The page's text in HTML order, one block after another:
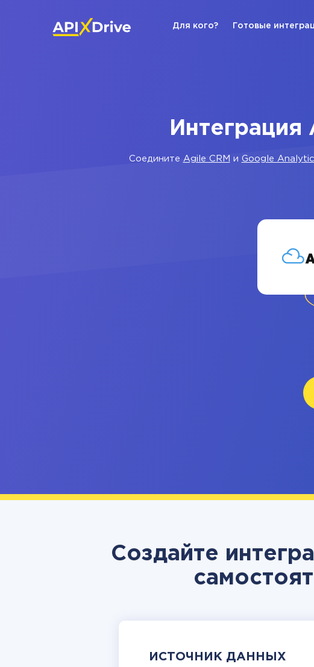
Для кого? Готовые
Соедините Agile CRM и Google
Создайте
ИСТОЧНИК ДАННЫХ